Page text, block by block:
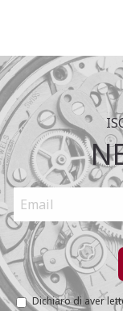
Dichiaro di aver